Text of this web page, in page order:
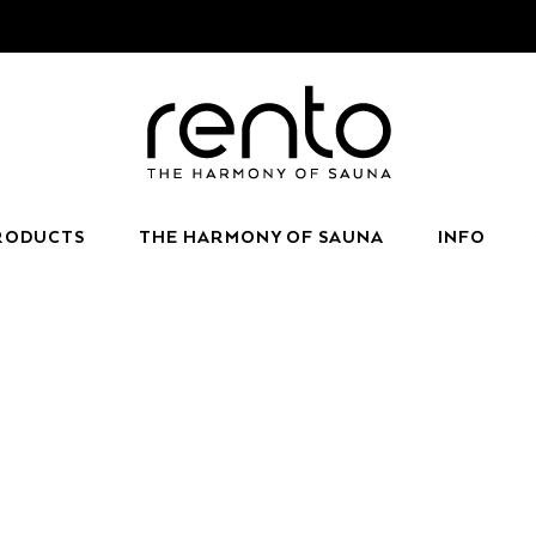
THE HARMONY OF SAUNA INFO